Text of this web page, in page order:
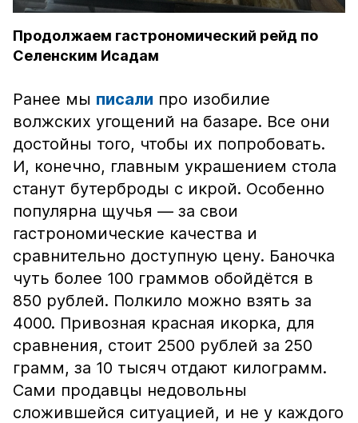
Продолжаем гастрономический рейд по
Селенским Исадам
Ранее мы писали про изобилие
волжских угощений на базаре. Все они
достойны того, чтобы их попробовать.
И, конечно, главным украшением стола
станут бутерброды с икрой. Особенно
популярна щучья — за свои
гастрономические качества и
сравнительно доступную цену. Баночка
чуть более 100 граммов обойдётся в
850 рублей. Полкило можно взять за
4000. Привозная красная икорка, для
сравнения, стоит 2500 рублей за 250
грамм, за 10 тысяч отдают килограмм.
Сами продавцы недовольны
сложившейся ситуацией, и не у каждого